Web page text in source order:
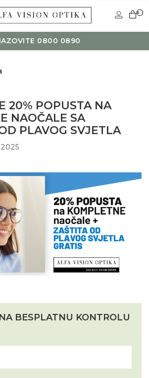
0
0800 0890
20% POPUSTA NA
NAOČALE SA
PLAVOG SVJETLA
BESPLATNU KONTROLU